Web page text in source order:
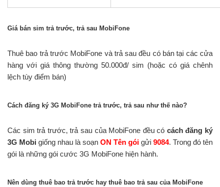
Giá bán sim trả trước, trả sau MobiFone
Thuê bao trả trước MobiFone và trả sau đều có bán tại các cửa
hàng với giá thông thường 50.000đ/ sim (hoặc có giá chênh
lệch tùy điểm bán)
Cách đăng ký 3G MobiFone trả trước, trả sau như thế nào?
Các sim trả trước, trả sau của MobiFone đều có cách đăng ký
3G Mobi giống nhau là soạn ON Tên gói gửi 9084. Trong đó tên
gói là những gói cước 3G MobiFone hiện hành.
Nên dùng thuê bao trả trước hay thuê bao trả sau của MobiFone